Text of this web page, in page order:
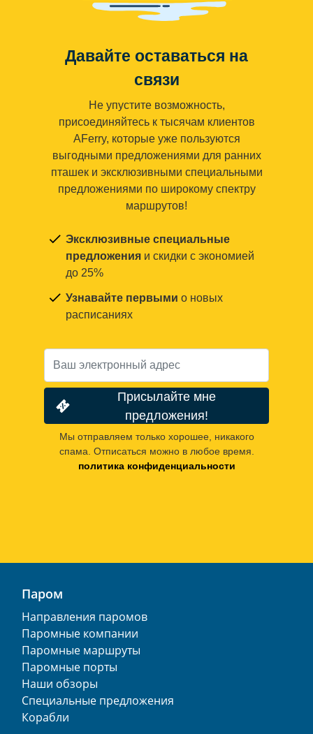
Давайте оставаться на
связи
Не упустите возможность,
присоединяйтесь к тысячам клиентов
AFerry, которые уже пользуются
выгодными предложениями для ранних
пташек и эксклюзивными специальными
предложениями по широкому спектру
маршрутов!
Эксклюзивные специальные
предложения и скидки с экономией
до 25%
Узнавайте первыми о новых
расписаниях
Присылайте мне
предложения!
Мы отправляем только хорошее, никакого
спама. Отписаться можно в любое время.
политика конфиденциальности
Паром
Направления паромов
Паромные компании
Паромные маршруты
Паромные порты
Наши обзоры
Специальные предложения
Корабли